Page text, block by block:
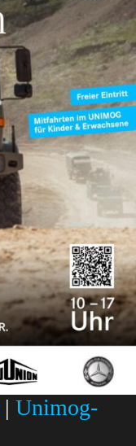
| Unimog-